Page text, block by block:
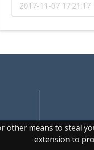
other means to steal
extension to